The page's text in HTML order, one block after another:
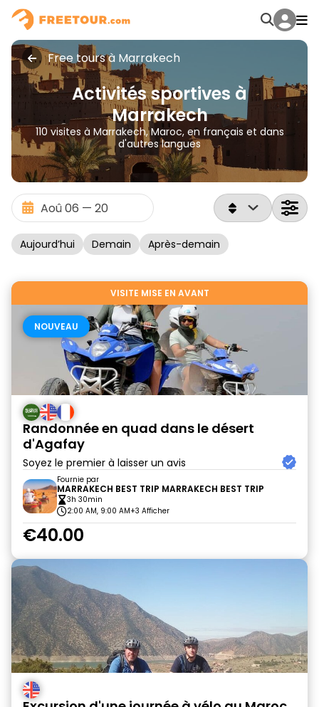
Free tours à Marrakech
Activités sportives à
Marrakech
110 visites à Marrakech, Maroc, en français et dans
d'autres langues
Aujourd’hui Demain Après-demain
VISITE MISE EN AVANT
NOUVEAU
Randonnée en quad dans le désert
d'Agafay
Soyez le premier à laisser un avis
Fournie par
MARRAKECH BEST TRIP MARRAKECH BEST TRIP
3h 30min
2:00 AM, 9:00 AM+3 Afficher
€40.00